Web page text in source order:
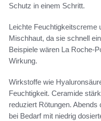
Schutz in einem Schritt.
Leichte Feuchtigkeitscreme
Mischhaut, da sie schnell
Beispiele wären La Roche-
Wirkung.
Wirkstoffe wie
Feuchtigkeit. Ceramide
reduziert Rötungen. Abends
bei Bedarf mit niedrig